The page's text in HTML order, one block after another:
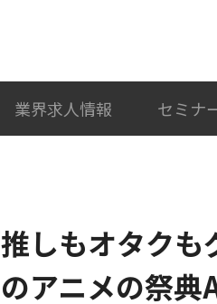
業界求人情報 セミナ
しもオタクも
アニメの祭典